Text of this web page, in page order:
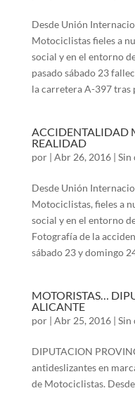
Desde Unión
Motociclistas fieles a
social y en el entorno
pasado sábado 23
la carretera A-397 tras
ACCIDENTALIDAD
REALIDAD
por | Abr 26, 2016| Sin
Desde Unión
Motociclistas, fieles a
social y en el entorno
Fotografía de la
sábado 23 y domingo
MOTORISTAS…
ALICANTE
por | Abr 25, 2016| Sin
DIPUTACION
antideslizantes en
de Motociclistas.